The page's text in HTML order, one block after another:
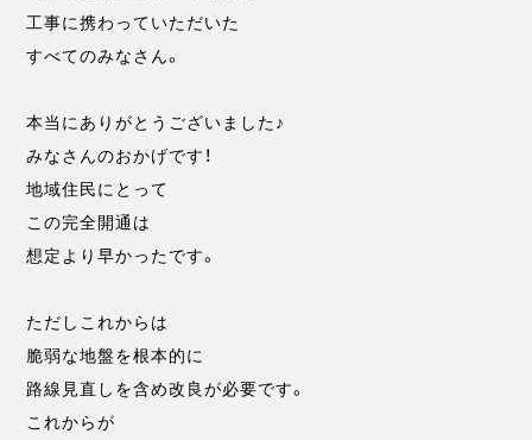
工事に携わっていただいた
すべてのみなさん。
本当にありがとうございました♪
みなさんのおかげです！
地域住民にとって
この完全開通は
想定より早かったです。
ただしこれからは
脆弱な地盤を根本的に
路線見直しを含め改良が必要です。
これからが